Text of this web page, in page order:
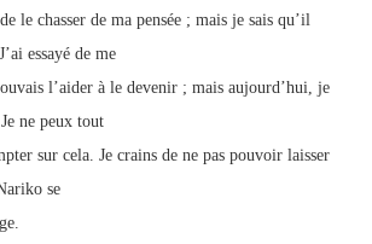
le chasser de ma pensée ; mais je sais qu’il
essayé de me
l’aider à le devenir ; mais aujourd’hui, je
ne peux tout
sur cela. Je crains de ne pas pouvoir laisser
se